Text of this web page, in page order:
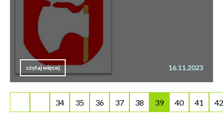
czytaj więcej 16.11.2023
34 35 36 37 38 39 40 41 42